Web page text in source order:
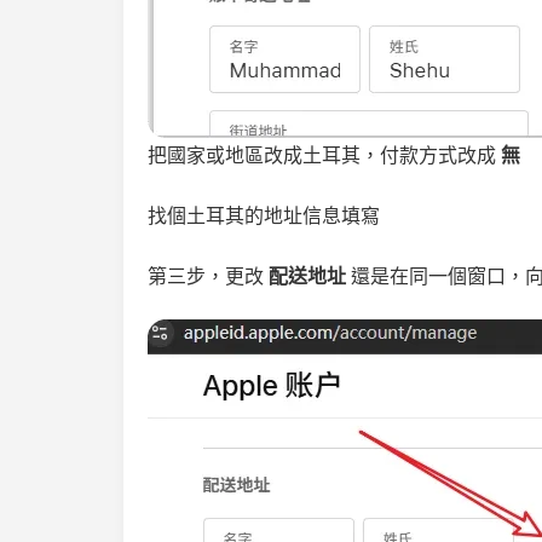
把國家或地區改成土耳其，付款方式改成 無
找個土耳其的地址信息填寫
第三步，更改 配送地址 還是在同一個窗口，